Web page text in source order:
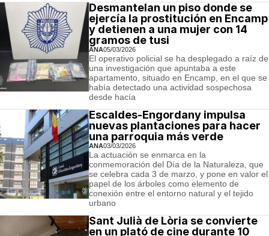
Desmantelan un piso donde se
ejercía la prostitución en Encamp
y detienen a una mujer con 14
gramos de tusi
ANA05/03/2026
El operativo policial se ha desplegado a raíz de
una investigación que apuntaba a este
apartamento, situado en Encamp, en el que se
había detectado una actividad sospechosa
desde hacía
Escaldes-Engordany impulsa
nuevas plantaciones para hacer
una parroquia más verde
ANA03/03/2026
La actuación se enmarca en la
conmemoración del Día de la Naturaleza, que
se celebra cada 3 de marzo, y pone en valor el
papel de los árboles como elemento de
conexión entre el entorno natural y el tejido
urbano
Sant Julià de Lòria se convierte
en un plató de cine durante 10